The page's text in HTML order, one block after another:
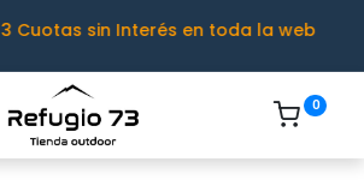
3 Cuotas sin Interés en toda la web
0